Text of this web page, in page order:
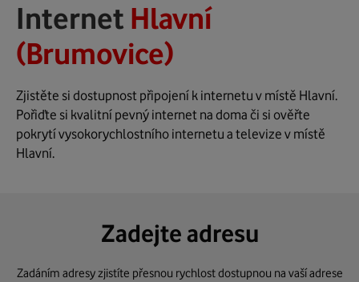
Internet Hlavní
(Brumovice)
Zjistěte si dostupnost připojení k internetu v místě Hlavní.
Pořiďte si kvalitní pevný internet na doma či si ověřte
pokrytí vysokorychlostního internetu a televize v místě
Hlavní.
Zadejte adresu
Zadáním adresy zjistíte přesnou rychlost dostupnou na vaší adrese